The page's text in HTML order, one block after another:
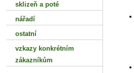
sklizeň a poté
nářadí
ostatní
vzkazy konkrétním
zákazníkům